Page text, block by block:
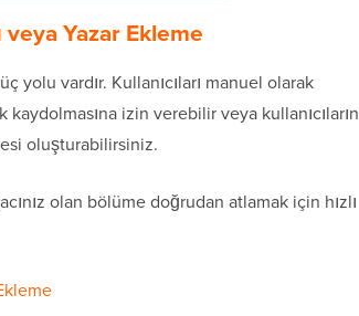
Yazar Ekleme
yolu vardır. Kullanıcıları manuel olarak
izin verebilir veya kullanıcıların
oluşturabilirsiniz.
olan bölüme doğrudan atlamak için hızlı